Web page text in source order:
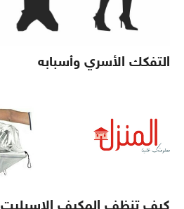
التفكك الأسري وأسبابه